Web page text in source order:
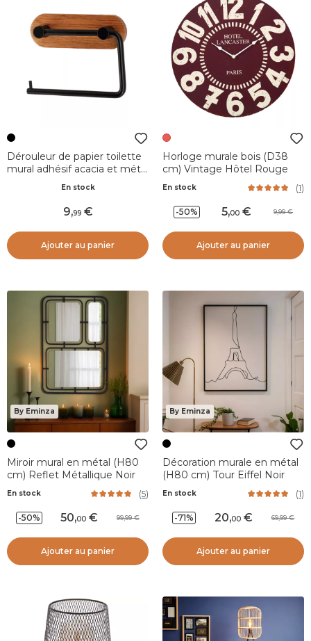
Dérouleur de papier toilette
mural adhésif acacia et métal
En stock
9,99
Ajouter au panier
Horloge murale bois (D38
cm) Vintage Hôtel Rouge
En stock (1)
-50% 5,00 9,99
Ajouter au panier
By Eminza
Miroir mural en métal (H80
cm) Reflet Métallique Noir
En stock (5)
-50% 50,00 99,99
Ajouter au panier
By Eminza
Décoration murale en métal
(H80 cm) Tour Eiffel Noir
En stock (1)
-71% 20,00 69,99
Ajouter au panier